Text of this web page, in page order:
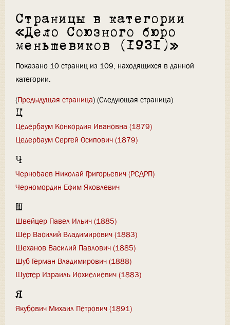
Страницы в категории
«Дело Союзного бюро
меньшевиков (1931)»
Показано 10 страниц из 109, находящихся в данной
категории.
(Предыдущая страница) (Следующая страница)
Ц
Цедербаум Конкордия Ивановна (1879)
Цедербаум Сергей Осипович (1879)
Ч
Чернобаев Николай Григорьевич (РСДРП)
Черномордин Ефим Яковлевич
Ш
Швейцер Павел Ильич (1885)
Шер Василий Владимирович (1883)
Шеханов Василий Павлович (1885)
Шуб Герман Владимирович (1888)
Шустер Израиль Иохиелиевич (1883)
Я
Якубович Михаил Петрович (1891)